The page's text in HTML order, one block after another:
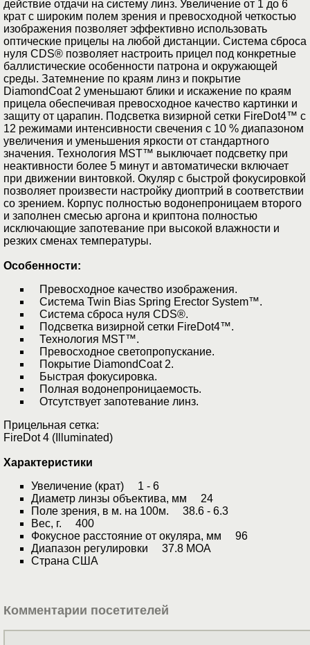
действие отдачи на систему линз. Увеличение от 1 до 6
крат с широким полем зрения и превосходной четкостью
изображения позволяет эффективно использовать
оптические прицелы на любой дистанции. Система сброса
нуля CDS® позволяет настроить прицел под конкретные
баллистические особенности патрона и окружающей
среды. Затемнение по краям линз и покрытие
DiamondCoat 2 уменьшают блики и искажение по краям
прицела обеспечивая превосходное качество картинки и
защиту от царапин. Подсветка визирной сетки FireDot4™ с
12 режимами интенсивности свечения с 10 % диапазоном
увеличения и уменьшения яркости от стандартного
значения. Технология MST™ выключает подсветку при
неактивности более 5 минут и автоматически включает
при движении винтовкой. Окуляр с быстрой фокусировкой
позволяет произвести настройку диоптрий в соответствии
со зрением. Корпус полностью водонепроницаем второго
и заполнен смесью аргона и криптона полностью
исключающие запотевание при высокой влажности и
резких сменах температуры.
Особенности:
Превосходное качество изображения.
Система Twin Bias Spring Erector System™.
Система сброса нуля CDS®.
Подсветка визирной сетки FireDot4™.
Технология MST™.
Превосходное светопропускание.
Покрытие DiamondCoat 2.
Быстрая фокусировка.
Полная водонепроницаемость.
Отсутствует запотевание линз.
Прицельная сетка:
FireDot 4 (Illuminated)
Характеристики
Увеличение (крат) 1 - 6
Диаметр линзы объектива, мм 24
Поле зрения, в м. на 100м. 38.6 - 6.3
Вес, г. 400
Фокусное расстояние от окуляра, мм 96
Диапазон регулировки 37.8 MOA
Страна США
Комментарии посетителей